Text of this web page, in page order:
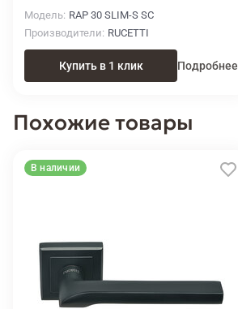
Модель RAP 30 SLIM-S SC
Производители RUCETTI
Купить в 1 клик Подробнее
Похожие товары
В наличии